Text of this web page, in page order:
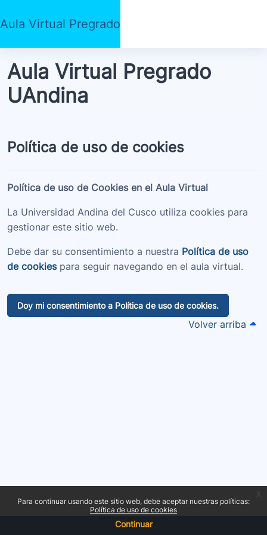
Para continuar usando este sitio web, debe aceptar nuestras políticas:
Política de uso de cookies
Continuar
Aula Virtual Pregrado
Aula Virtual Pregrado
UAndina
Política de uso de cookies
Política de uso de Cookies en el Aula Virtual
La Universidad Andina del Cusco utiliza cookies para
gestionar este sitio web.
Debe dar su consentimiento a nuestra Política de uso
de cookiespara seguir navegando en el aula virtual.
Doy mi consentimiento a Política de uso de cookies.
Volver arriba